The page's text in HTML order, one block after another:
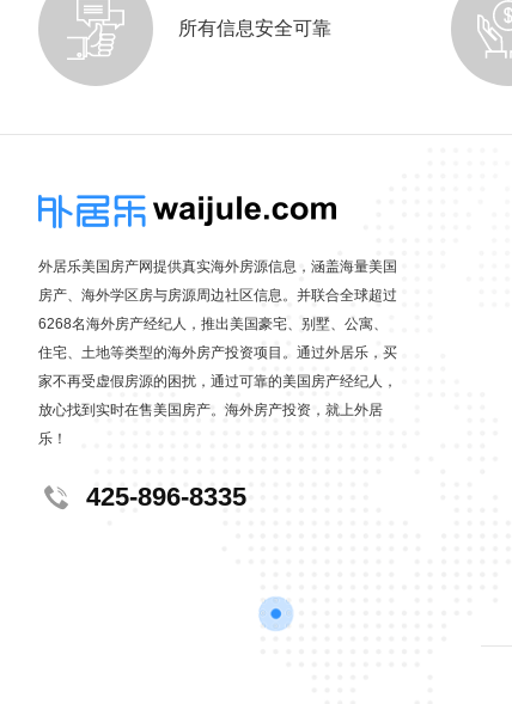
所有信息安全可靠
外居乐美国房产网提供真实海外房源信息，涵盖海量美国
房产、海外学区房与房源周边社区信息。并联合全球超过
6268名海外房产经纪人，推出美国豪宅、别墅、公寓、
住宅、土地等类型的海外房产投资项目。通过外居乐，买
家不再受虚假房源的困扰，通过可靠的美国房产经纪人，
放心找到实时在售美国房产。海外房产投资，就上外居
乐！
425-896-8335